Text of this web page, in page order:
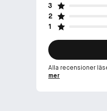
3
2
1
Alla recensioner
mer